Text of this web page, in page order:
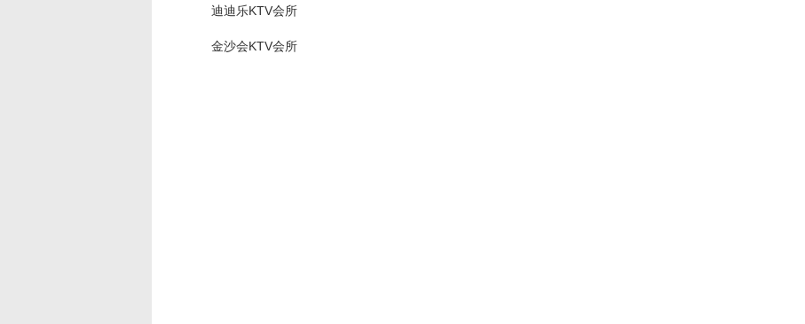
迪迪乐KTV会所
金沙会KTV会所